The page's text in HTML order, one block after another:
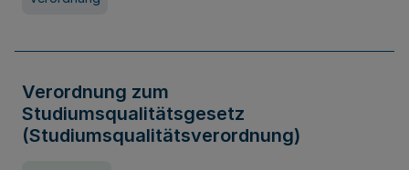
Verordnung zum
Studiumsqualitätsgesetz
(Studiumsqualitätsverordnung)